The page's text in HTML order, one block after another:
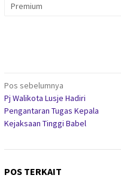
Premium
Navigasi
pos
Pos sebelumnya
Pj Walikota Lusje Hadiri
Pengantaran Tugas Kepala
Kejaksaan Tinggi Babel
POS TERKAIT